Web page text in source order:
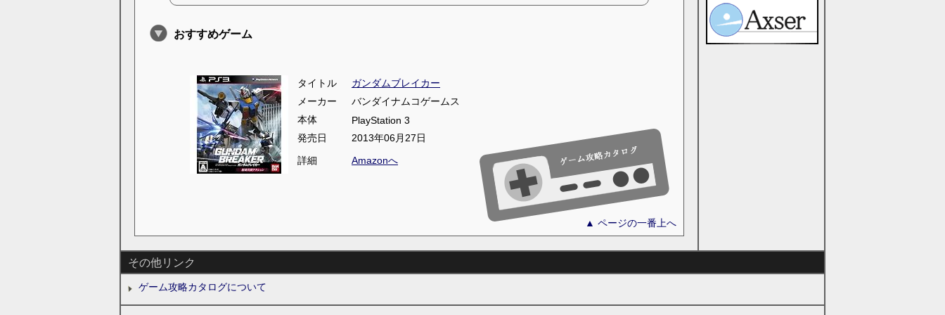
おすすめゲーム
タイトル
ガンダムブレイカー
メーカー
バンダイナムコゲームス
本体
PlayStation 3
発売日
2013年06月27日
詳細
Amazonへ
▲ ページの一番上へ
その他リンク
ゲーム攻略カタログについて